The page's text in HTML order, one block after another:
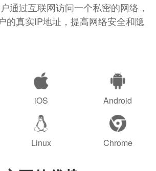
通过互联网访问一个私密的网络，
的真实IP地址，提高网络安全和隐
iOS Android
Linux Chrome